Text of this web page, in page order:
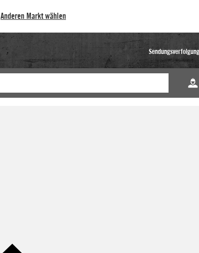
Anderen Markt wählen
Sendungsverfolgung